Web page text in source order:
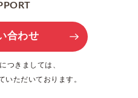
合わせ
つきましては、
いただいております。